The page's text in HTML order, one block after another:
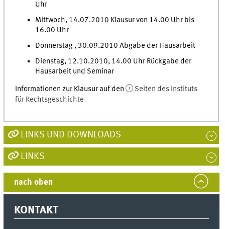
Uhr
Mittwoch, 14.07.2010 Klausur von 14.00 Uhr bis
16.00 Uhr
Donnerstag , 30.09.2010 Abgabe der Hausarbeit
Dienstag, 12.10.2010, 14.00 Uhr Rückgabe der
Hausarbeit und Seminar
Informationen zur Klausur auf den
Seiten des Instituts
für Rechtsgeschichte
LINKS UND DOWNLOADS
LINKS
nach oben
KONTAKT